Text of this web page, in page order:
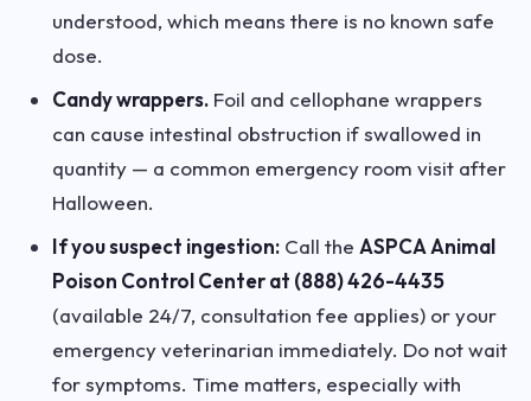
understood, which means there is no known safe
dose.
Candy wrappers. Foil and cellophane wrappers
can cause intestinal obstruction if swallowed in
quantity — a common emergency room visit after
Halloween.
If you suspect ingestion: Call the ASPCA Animal
Poison Control Center at (888) 426-4435
(available 24/7, consultation fee applies) or your
emergency veterinarian immediately. Do not wait
for symptoms. Time matters, especially with